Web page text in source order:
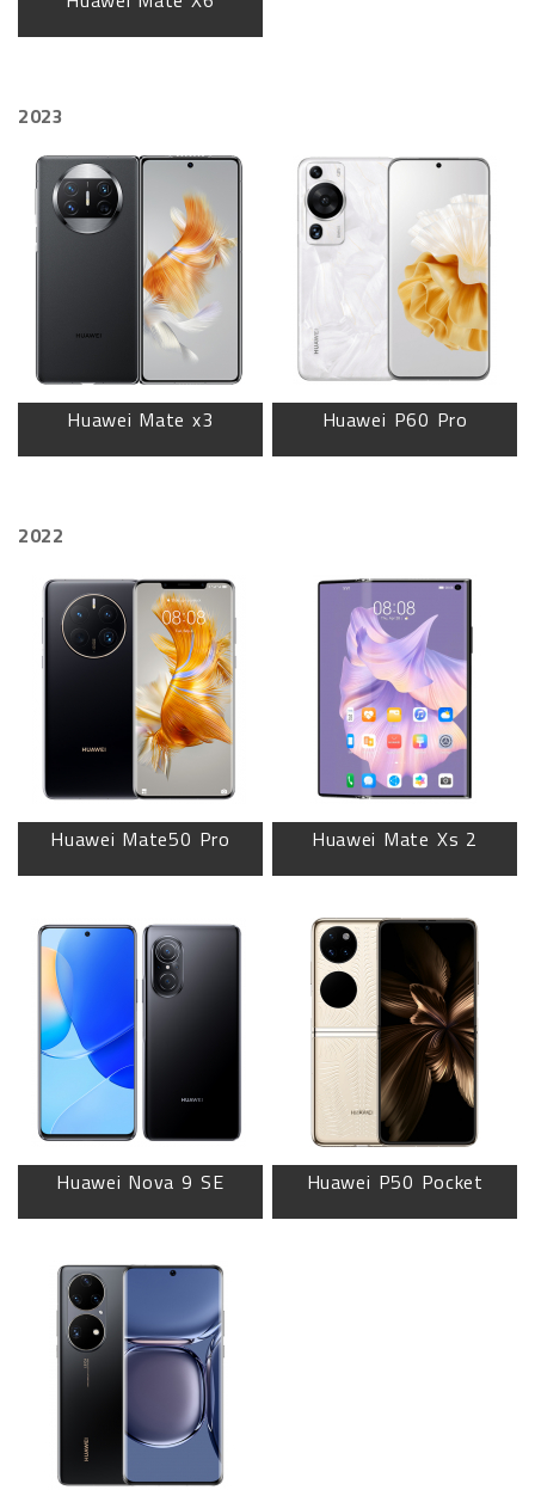
2023
Huawei Mate x3 Huawei P60 Pro
2022
Huawei Mate50 Pro Huawei Mate Xs 2
Huawei Nova 9 SE Huawei P50 Pocket